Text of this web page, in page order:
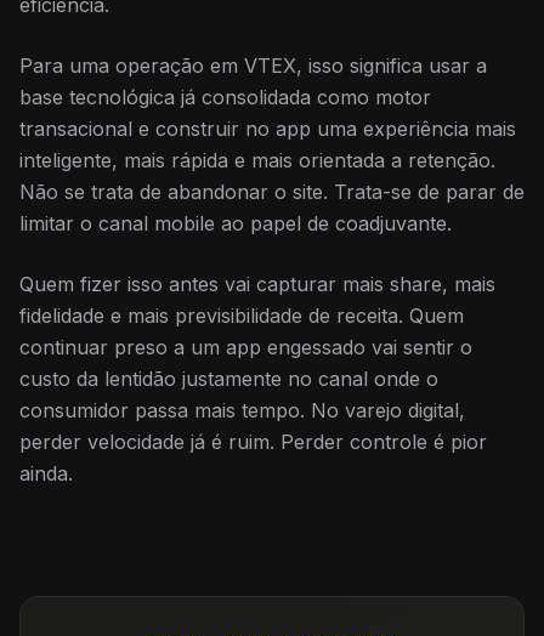
eficiência.
Para uma operação em VTEX, isso significa usar a
base tecnológica já consolidada como motor
transacional e construir no app uma experiência mais
inteligente, mais rápida e mais orientada a retenção.
Não se trata de abandonar o site. Trata-se de parar de
limitar o canal mobile ao papel de coadjuvante.
Quem fizer isso antes vai capturar mais share, mais
fidelidade e mais previsibilidade de receita. Quem
continuar preso a um app engessado vai sentir o
custo da lentidão justamente no canal onde o
consumidor passa mais tempo. No varejo digital,
perder velocidade já é ruim. Perder controle é pior
ainda.